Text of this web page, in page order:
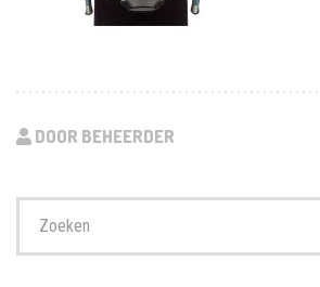
DOOR BEHEERDER
naar: